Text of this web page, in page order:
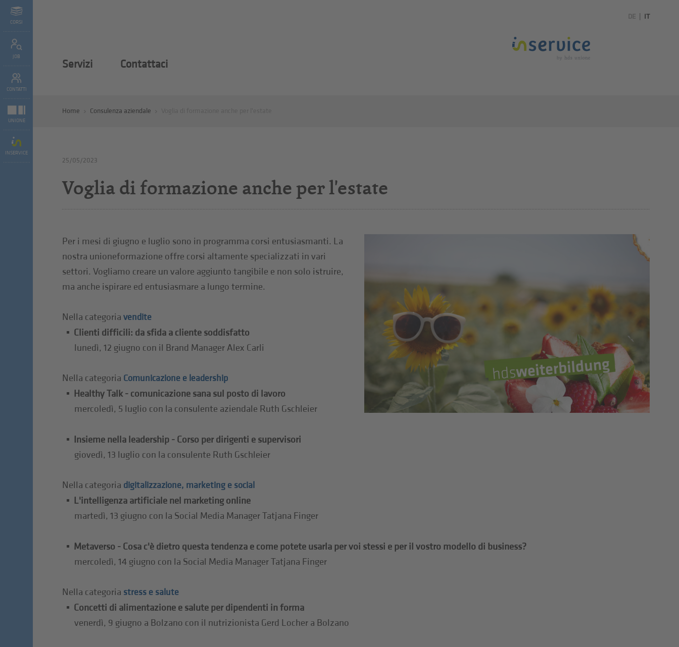
CORSI
JOB
CONTATTI
UNIONE
INSERVICE
DE IT
Servizi Contattaci
Home Consulenza aziendale
25/05/2023
Voglia di formazione anche per l'estate
Per i mesi di giugno e luglio sono in programma corsi entusiasmanti. La
nostra unioneformazione offre corsi altamente specializzati in vari
settori. Vogliamo creare un valore aggiunto tangibile e non solo istruire,
ma anche ispirare ed entusiasmare a lungo termine.
Nella categoria vendite
Clienti difficili: da sfida a cliente soddisfatto
lunedì, 12 giugno con il Brand Manager Alex Carli
Nella categoria Comunicazione e leadership
Healthy Talk - comunicazione sana sul posto di lavoro
mercoledì, 5 luglio con la consulente aziendale Ruth Gschleier
Insieme nella leadership - Corso per dirigenti e supervisori
giovedì, 13 luglio con la consulente Ruth Gschleier
Nella categoria digitalizzazione, marketing e social
L'intelligenza artificiale nel marketing online
martedì, 13 giugno con la Social Media Manager Tatjana Finger
Metaverso - Cosa c'è dietro questa tendenza e come potete usarla per voi stessi e per il vostro modello di business?
mercoledì, 14 giugno con la Social Media Manager Tatjana Finger
Nella categoria stress e salute
Concetti di alimentazione e salute per dipendenti in forma
venerdì, 9 giugno a Bolzano con il nutrizionista Gerd Locher a Bolzano